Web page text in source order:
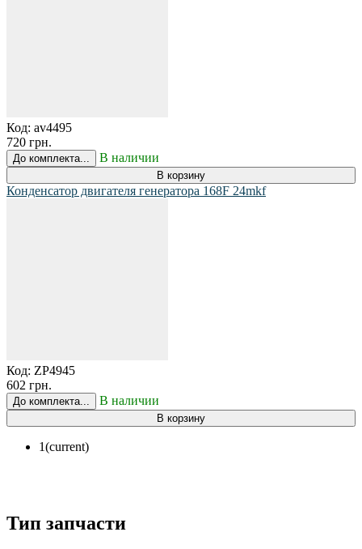
Код: av4495
720 грн.
До комплекта... В наличии
В корзину
Конденсатор двигателя генератора 168F 24mkf
Код: ZP4945
602 грн.
До комплекта... В наличии
В корзину
1(current)
Тип запчасти